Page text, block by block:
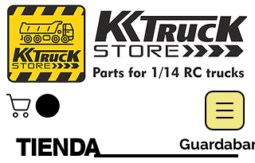
TIENDA